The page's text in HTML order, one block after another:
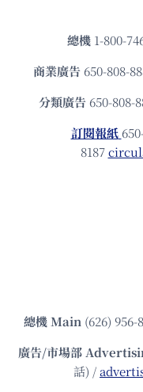
總機 1-800-
商業廣告 650-808-
分類廣告 650-808-
訂閱報紙
8187
總機Main (626) 956-
廣告/市場部
話) /